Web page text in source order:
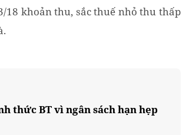
18 khoản thu, sắc thuế nhỏ thu thấp
thức BT vì ngân sách hạn hẹp